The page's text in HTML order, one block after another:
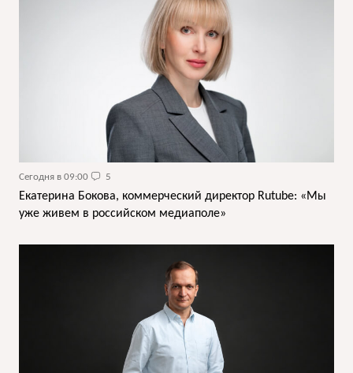
Сегодня в 09:00 5
Екатерина Бокова, коммерческий директор Rutube: «Мы
уже живем в российском медиаполе»